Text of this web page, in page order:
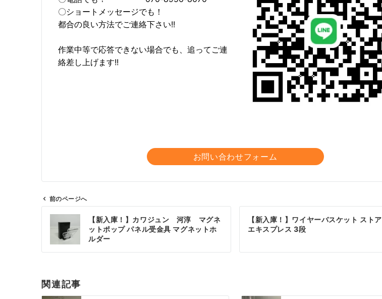
〇ショートメッセージでも！
都合の良い方法でご連絡下さい!!
作業中等で応答できない場合でも、追ってご連
絡差し上げます!!
お問い合わせフォーム
シ
前のページへ
【新入庫！】カワジュン 河淳 マグネ
ットポップ パネル受金具 マグネットホ
ルダー
【新入庫！】ワイヤーバスケット ストア
エキスプレス 3段
関連記事